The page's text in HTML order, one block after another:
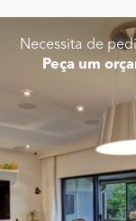
Necessita de
Peça um